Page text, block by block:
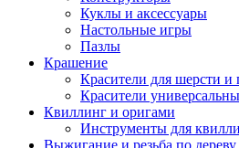
Куклы и аксессуары
Настольные игры
Пазлы
Крашение
Красители для шерсти и
Красители
Квиллинг и оригами
Инструменты для
Выжигание и резьба по дереву